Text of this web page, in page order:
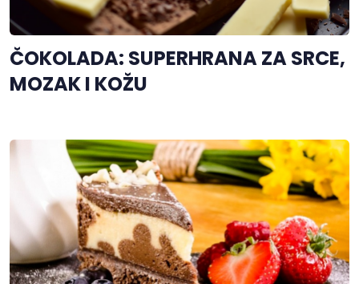
ČOKOLADA: SUPERHRANA ZA SRCE,
MOZAK I KOŽU